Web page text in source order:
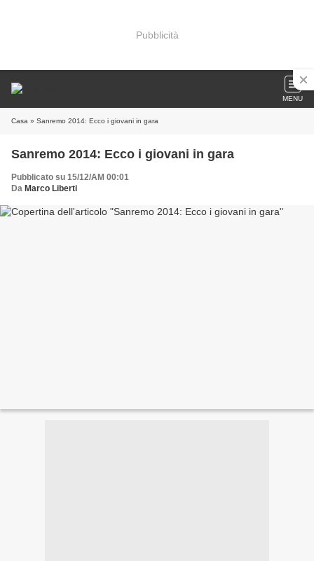
Pubblicità
MENU
Casa » Sanremo 2014: Ecco i giovani in gara
Sanremo 2014: Ecco i giovani in gara
Pubblicato su 15/12/AM 00:01
Da Marco Liberti